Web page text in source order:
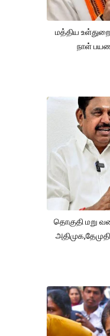
மத்திய
நாள்
தொகுதி மறு